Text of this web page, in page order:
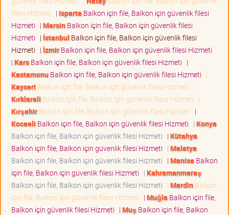
filesi Hizmeti | Isparta Balkon için file, Balkon için güvenlik filesi
Hizmeti | MersinBalkon için file, Balkon için güvenlik filesi
Hizmeti | İstanbul Balkon için file, Balkon için güvenlik filesi
Hizmeti | İzmirBalkon için file, Balkon için güvenlik filesi Hizmeti
| KarsBalkon için file, Balkon için güvenlik filesi Hizmeti |
KastamonuBalkon için file, Balkon için güvenlik filesi Hizmeti |
Kayseri Balkon için file, Balkon için güvenlik filesi Hizmeti |
Kırklareli Balkon için file, Balkon için güvenlik filesi Hizmeti |
KırşehirBalkon için file, Balkon için güvenlik filesi Hizmeti |
Kocaeli Balkon için file, Balkon için güvenlik filesi Hizmeti | Konya
Balkon için file, Balkon için güvenlik filesi Hizmeti | Kütahya
Balkon için file, Balkon için güvenlik filesi Hizmeti | Malatya
Balkon için file, Balkon için güvenlik filesi Hizmeti | Manisa Balkon
için file, Balkon için güvenlik filesi Hizmeti | Kahramanmaraş
Balkon için file, Balkon için güvenlik filesi Hizmeti | MardinBalkon
için file, Balkon için güvenlik filesi Hizmeti | Muğla Balkon için file,
Balkon için güvenlik filesi Hizmeti | Muş Balkon için file, Balkon